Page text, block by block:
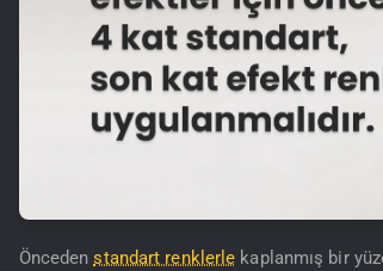
Öncedenstandart renklerle kaplanmış bir